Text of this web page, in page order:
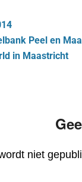
Peel en
in Maastricht
niet